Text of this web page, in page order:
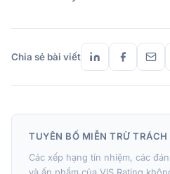
Chia sẻ bài viết
TUYÊN BỐ MIỄN TRỪ TRÁCH
Các xếp hạng tín nhiệm, các